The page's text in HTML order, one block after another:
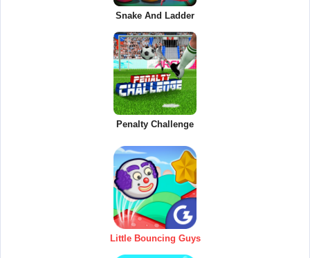
Snake And Ladder
Penalty Challenge
Little Bouncing Guys